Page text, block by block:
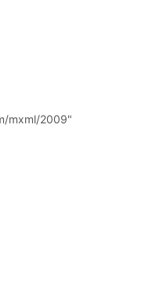
mxml/2009"